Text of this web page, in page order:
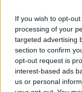
If you wish to opt-
processing of your
targeted advertising
section to confirm
opt-out request is
interest-based ads
us or personal
van művelve!)
Alpha
9 éve
@Alpha Decay: És